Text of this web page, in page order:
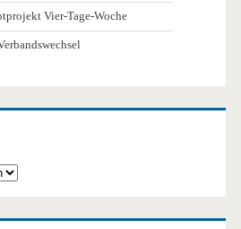
Vier-Tage-Woche